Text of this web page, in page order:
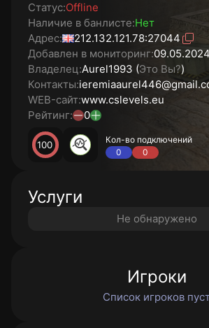
Статус:Offline
Наличие в банлисте:Нет
Адрес:
212.132.121.78:27044
Добавлен в мониторинг:
Владелец:Aurel1993 (Это Вы?)
Контакты:
WEB-сайт:www.cslevels.eu
Рейтинг:
0
100
Кол-во подключений
0
0
Услуги
Не обнаружено
Игроки
Список игроков